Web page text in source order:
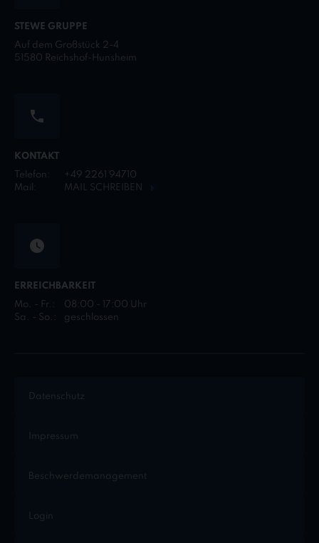
STEWE GRUPPE
Auf dem Großstück 2-4
51580 Reichshof-Hunsheim
KONTAKT
Telefon:
+49 2261 94710
Mail:
MAIL SCHREIBEN
ERREICHBARKEIT
Mo. - Fr.:
08:00 - 17:00 Uhr
Sa. - So.:
geschlossen
Datenschutz
Impressum
Beschwerdemanagement
Login